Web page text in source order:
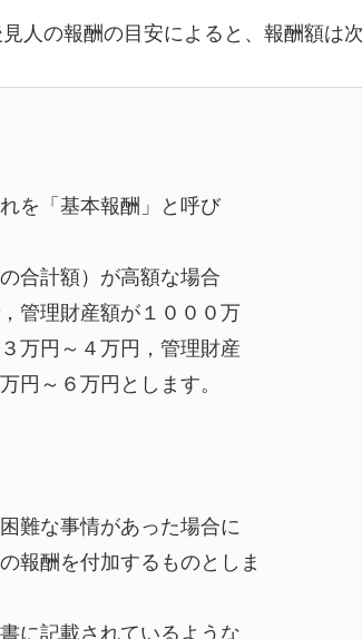
人の報酬の目安によると、報酬額は
を「基本報酬」と呼び
合計額）が高額な場合
管理財産額が１０００万
万円～４万円，管理財産
円～６万円とします。
難な事情があった場合に
報酬を付加するものとしま
に記載されているような